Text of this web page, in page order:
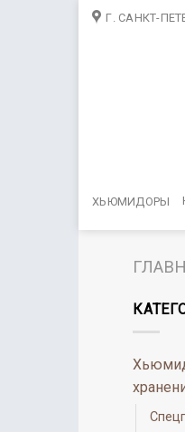
Skip Г. САНКТ-
ХЬЮМИДОРЫ